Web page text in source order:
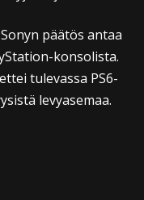
päätös antaa
konsolista.
tulevassa PS6-
levyasemaa.